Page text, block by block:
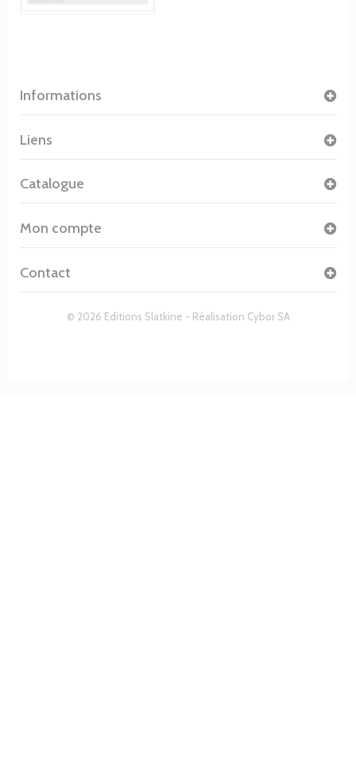
Informations
© 2026 Editions Slatkine - Réalisation Cybor SA
Liens
Catalogue
Mon compte
Contact